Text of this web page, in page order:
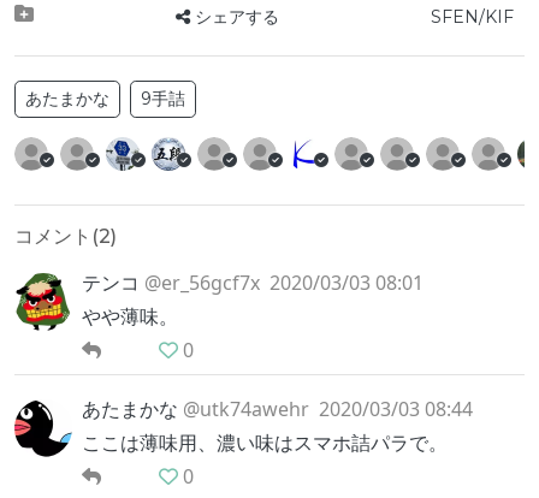
シェアする SFEN/KIF
あたまかな 9手詰
コメント(2)
テンコ @er_56gcf7x 2020/03/03 08:01
やや薄味。
0
あたまかな @utk74awehr 2020/03/03 08:44
ここは薄味用、濃い味はスマホ詰パラで。
0